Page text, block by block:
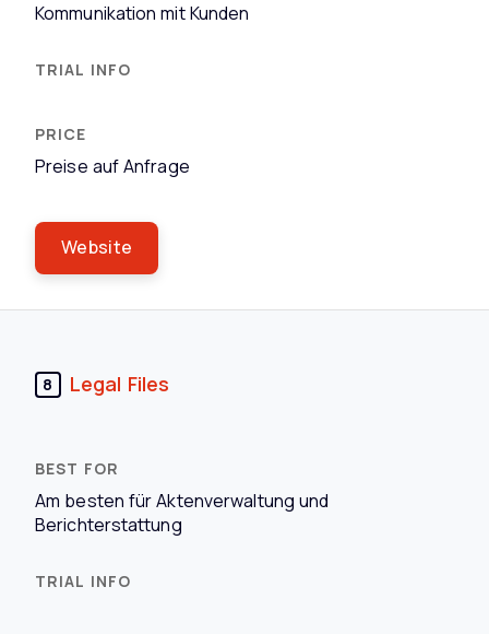
Kommunikation mit Kunden
Preise auf Anfrage
Website
8 Legal Files
Am besten für Aktenverwaltung und
Berichterstattung